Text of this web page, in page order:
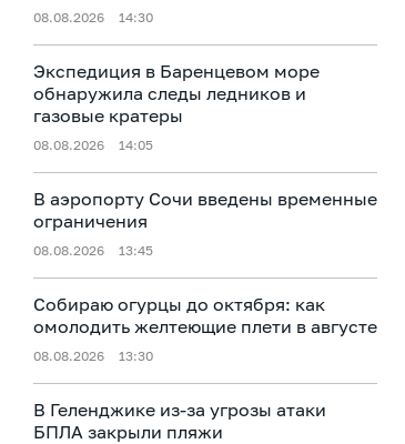
08.08.2026 14:30
Экспедиция в Баренцевом море
обнаружила следы ледников и
газовые кратеры
08.08.2026 14:05
В аэропорту Сочи введены временные
ограничения
08.08.2026 13:45
Собираю огурцы до октября: как
омолодить желтеющие плети в августе
08.08.2026 13:30
В Геленджике из-за угрозы атаки
БПЛА закрыли пляжи